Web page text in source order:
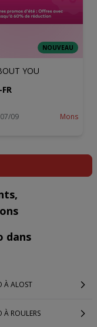
NOUVEAU
YOU
09 Mons
dans
À ALOST
À ROULERS